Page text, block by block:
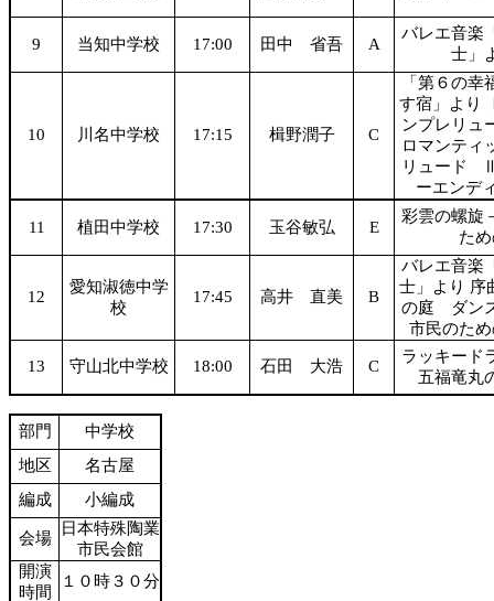
9 当知中学校 17:00 田中 省吾 A
バレエ音楽
士」
10 川名中学校 17:15 楫野潤子 C
「第６の幸
す宿」より
ンプレリ
ロマンティ
リュード
ーエン
11 植田中学校 17:30 玉谷敏弘 E
彩雲の螺旋
た
12
愛知淑徳中学
校
17:45 高井 直美 B
バレエ音楽
士」より
の庭 ダン
市民のた
13 守山北中学校 18:00 石田 大浩 C
ラッキード
五福竜丸
部門
中学校
地区
名古屋
編成
小編成
会場
日本特殊陶業
市民会館
開演
時間
１０時３０分